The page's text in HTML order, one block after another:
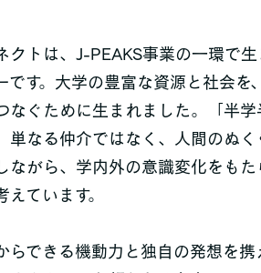
クトは、J-PEAKS事業の一環で
です。大学の豊富な資源と社会を
なぐために生まれました。「半学
単なる仲介ではなく、人間のぬく
ながら、学内外の意識変化をもた
ています。
らできる機動力と独自の発想を携